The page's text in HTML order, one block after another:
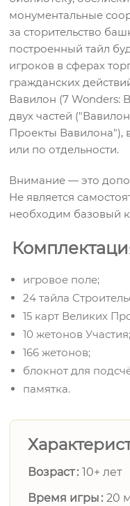
монументальные
за сторительство
построенный тайл
игроков в сферах
гражданских
Вавилон (7 Wonders:
двух частей
Проекты Вавилона"),
или по отдельности.
Внимание — это
Не является
необходим базовый
игровое поле;
24 тайла
15 карт Великих
10 жетонов Участия;
166 жетонов;
блокнот для
памятка.
Возраст 10+ лет
Время игры 20